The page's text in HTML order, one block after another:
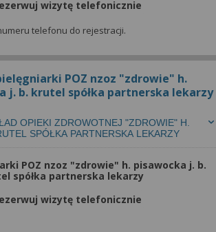
wizytę telefonicznie
telefonu do rejestracji.
POZ nzoz "zdrowie" h.
j. b. krutel spółka partnerska lekarzy
OPIEKI ZDROWOTNEJ "ZDROWIE" H.
SPÓŁKA PARTNERSKA LEKARZY
POZ nzoz "zdrowie" h. pisawocka j. b.
spółka partnerska lekarzy
wizytę telefonicznie
zgodę na przetwarzanie Twoich
celach. Jeżeli chcesz
zaawansowanych”.
na temat wykorzystywania
w naszym serwisie
Serwisu.